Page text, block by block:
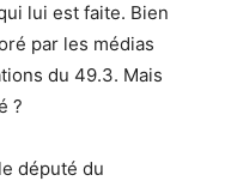
lui est faite. Bien
par les médias
du 49.3. Mais
?
député du